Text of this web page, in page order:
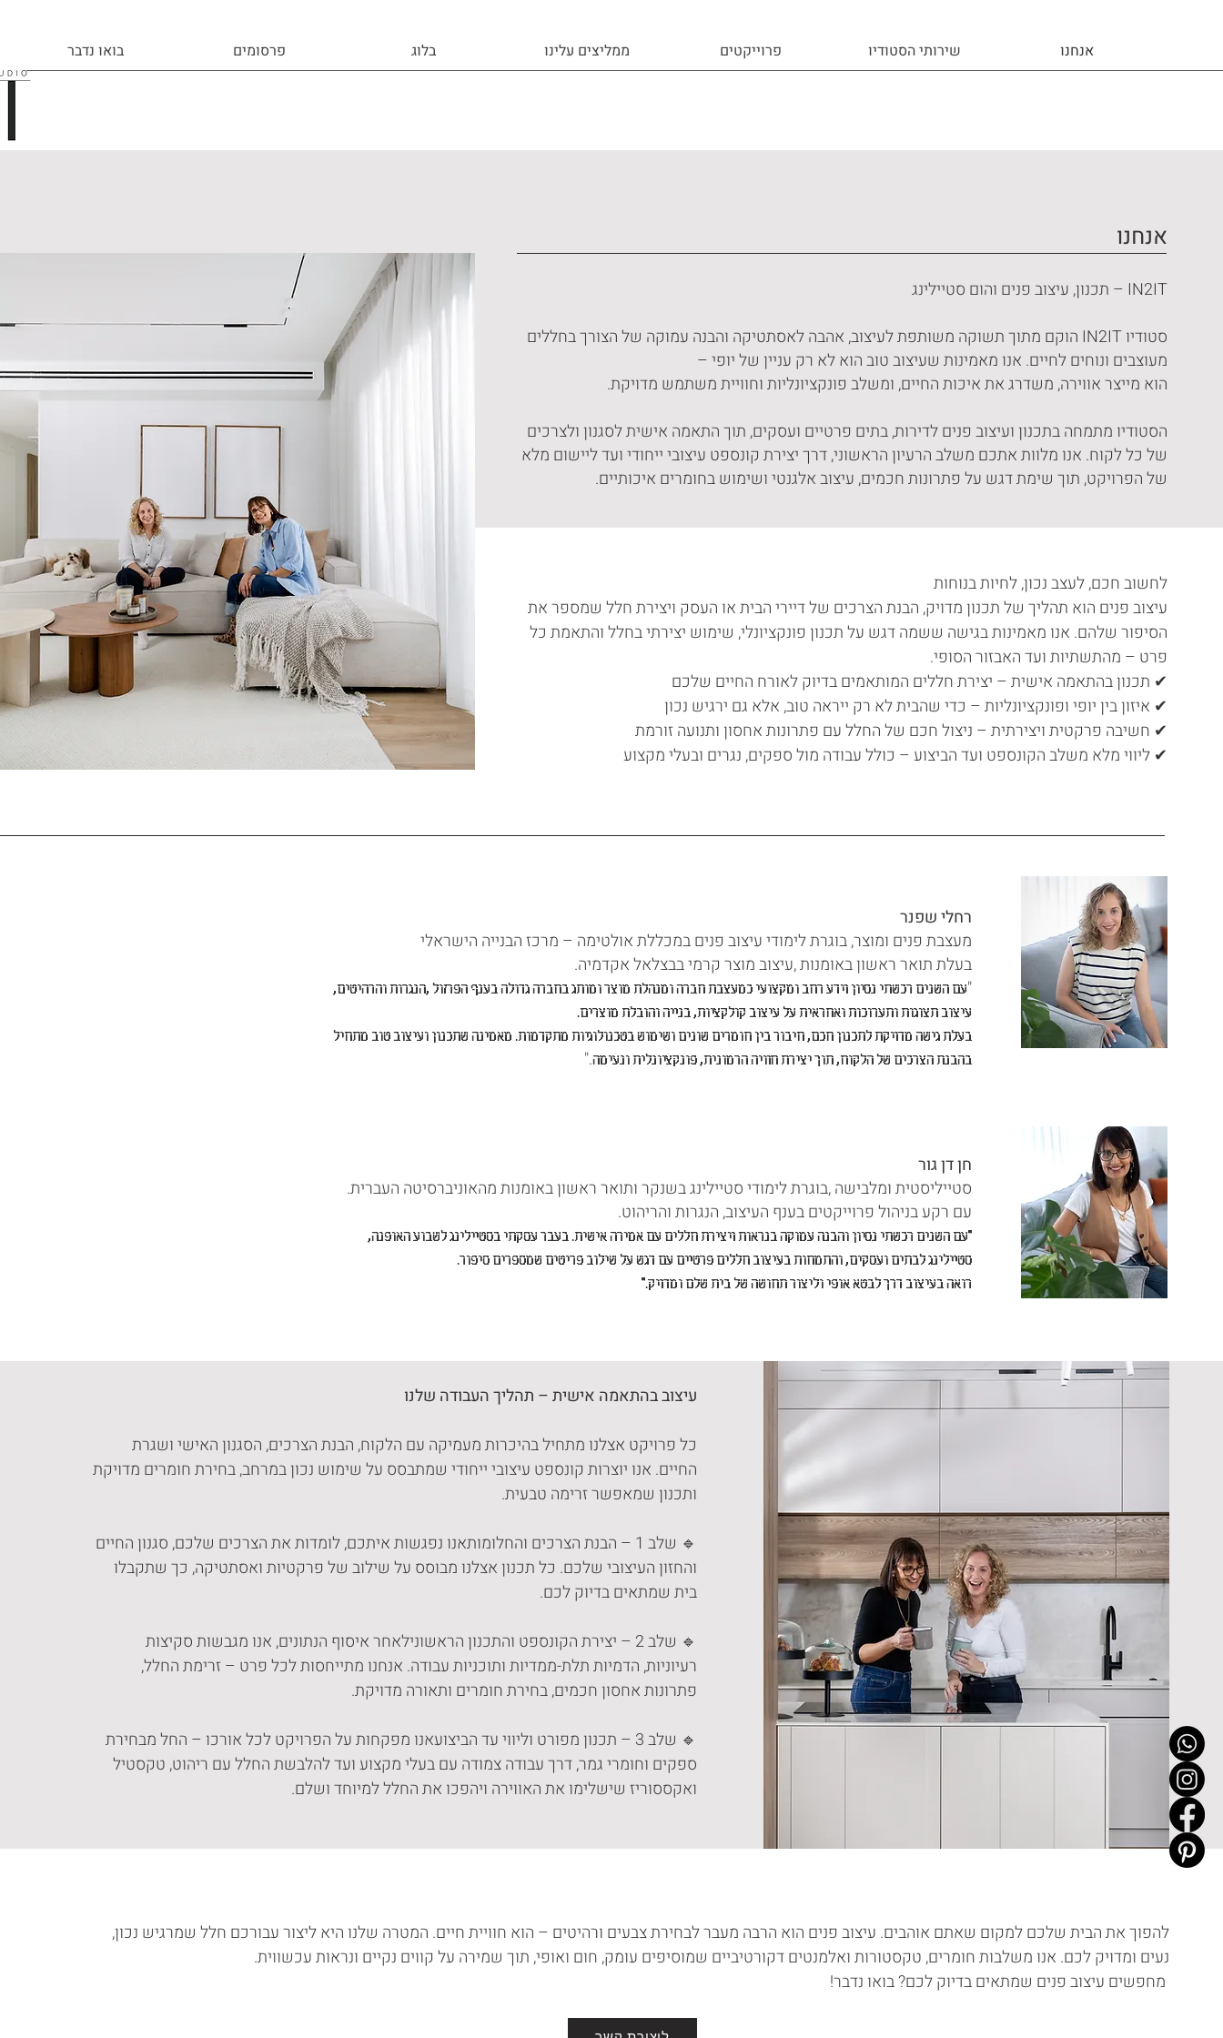
בואו נדבר פרסומים בלוג ממליצים עלינו פרוייקטים שירותי הסטודיו אנחנו
אנחנו
IN2IT – תכנון, עיצוב פנים והום סטיילינג
סטודיו IN2IT הוקם מתוך תשוקה משותפת לעיצוב, אהבה לאסתטיקה והבנה עמוקה של הצורך בחללים
מעוצבים ונוחים לחיים. אנו מאמינות שעיצוב טוב הוא לא רק עניין של יופי –
הוא מייצר אווירה, משדרג את איכות החיים, ומשלב פונקציונליות וחוויית משתמש מדויקת.
הסטודיו מתמחה בתכנון ועיצוב פנים לדירות, בתים פרטיים ועסקים, תוך התאמה אישית לסגנון ולצרכים
של כל לקוח. אנו מלוות אתכם משלב הרעיון הראשוני, דרך יצירת קונספט עיצובי ייחודי ועד ליישום מלא
של הפרויקט, תוך שימת דגש על פתרונות חכמים, עיצוב אלגנטי ושימוש בחומרים איכותיים.
לחשוב חכם, לעצב נכון, לחיות בנוחות
עיצוב פנים הוא תהליך של תכנון מדויק, הבנת הצרכים של דיירי הבית או העסק ויצירת חלל שמספר את
הסיפור שלהם. אנו מאמינות בגישה ששמה דגש על תכנון פונקציונלי, שימוש יצירתי בחלל והתאמת כל
פרט – מהתשתיות ועד האבזור הסופי.
✔ תכנון בהתאמה אישית – יצירת חללים המותאמים בדיוק לאורח החיים שלכם
✔ איזון בין יופי ופונקציונליות – כדי שהבית לא רק ייראה טוב, אלא גם ירגיש נכון
✔ חשיבה פרקטית ויצירתית – ניצול חכם של החלל עם פתרונות אחסון ותנועה זורמת
✔ ליווי מלא משלב הקונספט ועד הביצוע – כולל עבודה מול ספקים, נגרים ובעלי מקצוע
רחלי שפנר
מעצבת פנים ומוצר, בוגרת לימודי עיצוב פנים במכללת אולטימה – מרכז הבנייה הישראלי
בעלת תואר ראשון באומנות ,עיצוב מוצר קרמי בבצלאל אקדמיה.
"עם השנים רכשתי נסיון וידע רחב ומקצועי כמעצבת חברה ומנהלת מוצר ומותג בחברה גדולה בענף הפרזול ,הנגרות והרהיטים,
עיצוב תצוגות ותערוכות ואחראית על עיצוב קולקציות, בנייה והובלת מוצרים.
בעלת גישה מדויקת לתכנון חכם, חיבור בין חומרים שונים ושימוש בטכנולוגיות מתקדמות. מאמינה שתכנון ועיצוב טוב מתחיל
בהבנת הצרכים של הלקוח, תוך יצירת חוויה הרמונית, פונקציונלית ונעימה."
חן דן גור
סטייליסטית ומלבישה ,בוגרת לימודי סטיילינג בשנקר ותואר ראשון באומנות מהאוניברסיטה העברית.
עם רקע בניהול פרוייקטים בענף העיצוב, הנגרות והריהוט.
"עם השנים רכשתי נסיון והבנה עמוקה בנראות ויצירת חללים עם אמירה אישית. בעבר עסקתי בסטיילינג לשבוע האופנה,
סטיילינג לבתים ועסקים, והתמחות בעיצוב חללים פרטיים עם דגש על שילוב פריטים שמספרים סיפור.
רואה בעיצוב דרך לבטא אופי וליצור תחושה של בית שלם ומדויק."
עיצוב בהתאמה אישית – תהליך העבודה שלנו
כל פרויקט אצלנו מתחיל בהיכרות מעמיקה עם הלקוח, הבנת הצרכים, הסגנון האישי ושגרת
החיים. אנו יוצרות קונספט עיצובי ייחודי שמתבסס על שימוש נכון במרחב, בחירת חומרים מדויקת
ותכנון שמאפשר זרימה טבעית.
🔹 שלב 1 – הבנת הצרכים והחלומותאנו נפגשות איתכם, לומדות את הצרכים שלכם, סגנון החיים
והחזון העיצובי שלכם. כל תכנון אצלנו מבוסס על שילוב של פרקטיות ואסתטיקה, כך שתקבלו
בית שמתאים בדיוק לכם.
🔹 שלב 2 – יצירת הקונספט והתכנון הראשונילאחר איסוף הנתונים, אנו מגבשות סקיצות
רעיוניות, הדמיות תלת-ממדיות ותוכניות עבודה. אנחנו מתייחסות לכל פרט – זרימת החלל,
פתרונות אחסון חכמים, בחירת חומרים ותאורה מדויקת.
🔹 שלב 3 – תכנון מפורט וליווי עד הביצועאנו מפקחות על הפרויקט לכל אורכו – החל מבחירת
ספקים וחומרי גמר, דרך עבודה צמודה עם בעלי מקצוע ועד להלבשת החלל עם ריהוט, טקסטיל
ואקססוריז שישלימו את האווירה ויהפכו את החלל למיוחד ושלם.
להפוך את הבית שלכם למקום שאתם אוהבים. עיצוב פנים הוא הרבה מעבר לבחירת צבעים ורהיטים – הוא חוויית חיים. המטרה שלנו היא ליצור עבורכם חלל שמרגיש נכון,
נעים ומדויק לכם. אנו משלבות חומרים, טקסטורות ואלמנטים דקורטיביים שמוסיפים עומק, חום ואופי, תוך שמירה על קווים נקיים ונראות עכשווית.
מחפשים עיצוב פנים שמתאים בדיוק לכם? בואו נדבר!